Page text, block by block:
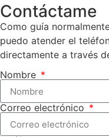
Contáctame
Como guía
puedo atender el
directamente a través
Nombre
Correo electrónico